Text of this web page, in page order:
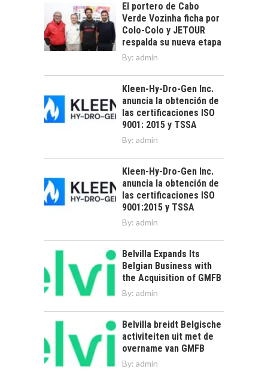
El portero de Cabo
Verde Vozinha ficha por
Colo-Colo y JETOUR
respalda su nueva etapa
By: admin
Kleen-Hy-Dro-Gen Inc.
anuncia la obtención de
las certificaciones ISO
9001: 2015 y TSSA
By: admin
Kleen-Hy-Dro-Gen Inc.
anuncia la obtención de
las certificaciones ISO
9001:2015 y TSSA
By: admin
Belvilla Expands Its
Belgian Business with
the Acquisition of GMFB
By: admin
Belvilla breidt Belgische
activiteiten uit met de
overname van GMFB
By: admin